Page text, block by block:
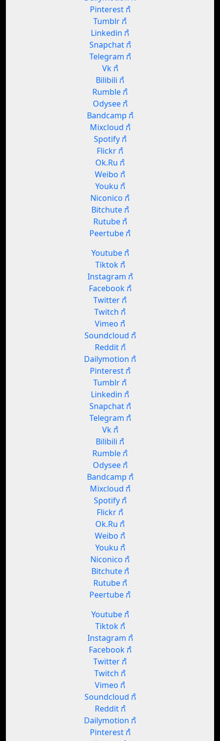
Pinterest ಗೆ
Tumblr ಗೆ
Linkedin ಗೆ
Snapchat ಗೆ
Telegram ಗೆ
Vk ಗೆ
Bilibili ಗೆ
Rumble ಗೆ
Odysee ಗೆ
Bandcamp ಗೆ
Mixcloud ಗೆ
Spotify ಗೆ
Flickr ಗೆ
Ok.Ru ಗೆ
Weibo ಗೆ
Youku ಗೆ
Niconico ಗೆ
Bitchute ಗೆ
Rutube ಗೆ
Peertube ಗೆ
Youtube ಗೆ
Tiktok ಗೆ
Instagram ಗೆ
Facebook ಗೆ
Twitter ಗೆ
Twitch ಗೆ
Vimeo ಗೆ
Soundcloud ಗೆ
Reddit ಗೆ
Dailymotion ಗೆ
Pinterest ಗೆ
Tumblr ಗೆ
Linkedin ಗೆ
Snapchat ಗೆ
Telegram ಗೆ
Vk ಗೆ
Bilibili ಗೆ
Rumble ಗೆ
Odysee ಗೆ
Bandcamp ಗೆ
Mixcloud ಗೆ
Spotify ಗೆ
Flickr ಗೆ
Ok.Ru ಗೆ
Weibo ಗೆ
Youku ಗೆ
Niconico ಗೆ
Bitchute ಗೆ
Rutube ಗೆ
Peertube ಗೆ
Youtube ಗೆ
Tiktok ಗೆ
Instagram ಗೆ
Facebook ಗೆ
Twitter ಗೆ
Twitch ಗೆ
Vimeo ಗೆ
Soundcloud ಗೆ
Reddit ಗೆ
Dailymotion ಗೆ
Pinterest ಗೆ